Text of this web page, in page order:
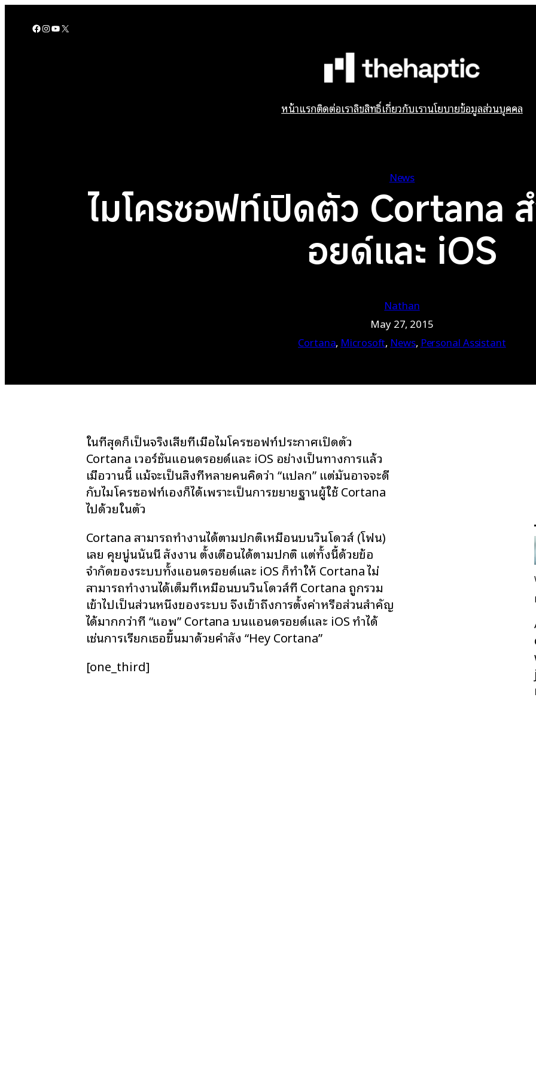
Facebook InstagramYouTube X
หน้าแรกติดต่อเราลิขสิทธิ์เกี่ยวกับเรานโยบายข้อมูลส่วนบุคคล
News
ไมโครซอฟท์เปิดตัว Cortana
อยด์และ iOS
Nathan
May 27, 2015
Cortana, Microsoft, News, Personal Assistant
ในที่สุดก็เป็นจริงเสียทีเมื่อไมโครซอฟท์ประกาศเปิดตัว
Cortana เวอร์ชันแอนดรอยด์และ iOS อย่างเป็นทางการแล้ว
เมื่อวานนี้ แม้จะเป็นสิ่งที่หลายคนคิดว่า “แปลก” แต่มันอาจจะดี
กับไมโครซอฟท์เองก็ได้เพราะเป็นการขยายฐานผู้ใช้ Cortana
ไปด้วยในตัว
Cortana สามารถทำงานได้ตามปกติเหมือนบนวินโดวส์ (โฟน)
เลย คุยนู่นนั่นนี่ สั่งงาน ตั้งเตือนได้ตามปกติ แต่ทั้งนี้ด้วยข้อ
จำกัดของระบบทั้งแอนดรอยด์และ iOS ก็ทำให้ Cortana ไม่
สามารถทำงานได้เต็มที่เหมือนบนวินโดวส์ที่ Cortana ถูกรวม
เข้าไปเป็นส่วนหนึ่งของระบบ จึงเข้าถึงการตั้งค่าหรือส่วนสำคัญ
ได้มากกว่าที่ “แอพ” Cortana บนแอนดรอยด์และ iOS ทำได้
เช่นการเรียกเธอขึ้นมาด้วยคำสั่ง “Hey Cortana”
[one_third]